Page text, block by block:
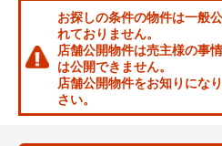
お探しの条件の物件は一般
れておりません。
店舗公開物件は売主様の事
は公開できません。
店舗公開物件をお知りにな
さい。